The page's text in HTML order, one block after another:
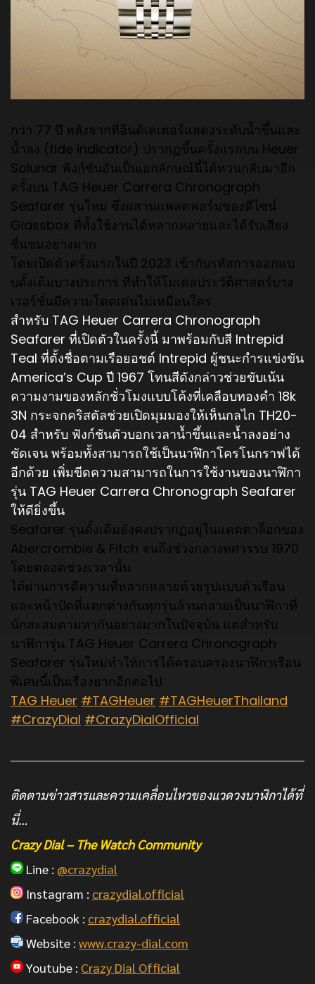
กว่า 77 ปี หลังจากที่อินดิเคเตอร์แสดงระดับน้ำขึ้นและ
น้ำลง (tide indicator) ปรากฏขึ้นครั้งแรกบน Heuer
Solunar ฟังก์ชันอันเป็นเอกลักษณ์นี้ได้หวนกลับมาอีก
ครั้งบน TAG Heuer Carrera Chronograph
Seafarer รุ่นใหม่ ซึ่งผสานแพลตฟอร์มของดีไซน์
Glassbox ที่ทั้งใช้งานได้หลากหลายและได้รับเสียง
ชื่นชมอย่างมาก
โดยเปิดตัวครั้งแรกในปี 2023 เข้ากับรหัสการออกแบ
บดั้งเดิมบางประการ ที่ทำให้โมเดลประวัติศาสตร์บาง
เวอร์ชั่นมีความโดดเด่นไม่เหมือนใคร
สำหรับ TAG Heuer Carrera Chronograph
Seafarer ที่เปิดตัวในครั้งนี้ มาพร้อมกับสี Intrepid
Teal ที่ตั้งชื่อตามเรือยอชต์ Intrepid ผู้ชนะกำรแข่งขัน
America’s Cup ปี 1967 โทนสีดังกล่าวช่วยขับเน้น
ความงามของหลักชั่วโมงแบบโค้งที่เคลือบทองคำ 18k
3N กระจกคริสตัลช่วยเปิดมุมมองให้เห็นกลไก TH20-
04 สำหรับ ฟังก์ชันตัวบอกเวลาน้ำขึ้นและน้ำลงอย่าง
ชัดเจน พร้อมทั้งสามารถใช้เป็นนาฬิกาโครโนกราฟได้
อีกด้วย เพิ่มขีดความสามารถในการใช้งานของนาฬิกา
รุ่น TAG Heuer Carrera Chronograph Seafarer
ให้ดียิ่งขึ้น
Seafarer รุ่นดั้งเดิมยังคงปรากฏอยู่ในแคตตาล็อกของ
Abercrombie & Fitch จนถึงช่วงกลางทศวรรษ 1970
โดยตลอดช่วงเวลานั้น
ได้ผ่านการตีความที่หลากหลายด้วยรูปแบบตัวเรือน
และหน้าปัดที่แตกต่างกันทุกรุ่นล้วนกลายเป็นนาฬิกาที่
นักสะสมตามหากันอย่างมากในปัจจุบัน แต่สำหรับ
นาฬิการุ่น TAG Heuer Carrera Chronograph
Seafarer รุ่นใหม่ทำให้การได้ครอบครองนาฬิกาเรือน
พิเศษนี้เป็นเรื่องยากอีกต่อไป
TAG Heuer #TAGHeuer #TAGHeuerThailand
#CrazyDial #CrazyDialOfficial
ติดตามข่าวสารและความเคลื่อนไหวของแวดวงนาฬิกาได้ที่
นี่…
Crazy Dial – The Watch Community
Line : @crazydial
Instagram : crazydial.official
Facebook : crazydial.official
Website : www.crazy-dial.com
Youtube : Crazy Dial Official